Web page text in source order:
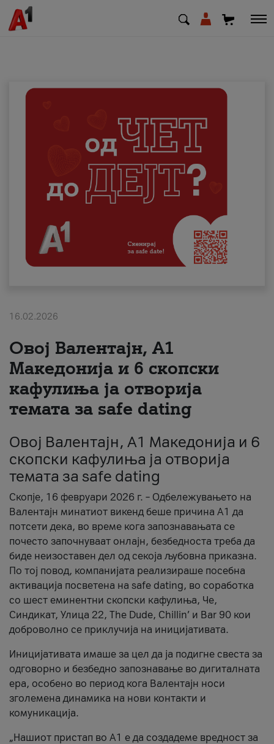
Деловни
Поддршка
Надополни кредит
Плати сметка
#ПодобарОнлајн
16.02.2026
Овој Валентајн, A1
Македонија и 6 скопски
кафулиња ја отворија
темата за safe dating
Овој Валентајн, A1 Македонија и 6
скопски кафулиња ја отворија
темата за safe dating
Скопје, 16 февруари 2026 г. – Одбележувањето на
Валентајн минатиот викенд беше причина А1 да
потсети дека, во време кога запознавањата се
почесто започнуваат онлајн, безбедноста треба да
биде неизоставен дел од секоја љубовна приказна.
По тој повод, компанијата реализираше посебна
активација посветена на safe dating, во соработка
со шест еминентни скопски кафулиња, Че,
Синдикат, Улица 22, The Dude, Chillin’ и Bar 90 кои
доброволно се приклучија на иницијативата.
Иницијативата имаше за цел да ја подигне свеста за
одговорно и безбедно запознавање во дигиталната
ера, особено во период кога Валентајн носи
зголемена динамика на нови контакти и
комуникација.
„Нашиот пристап во А1 е да создадеме вредност за